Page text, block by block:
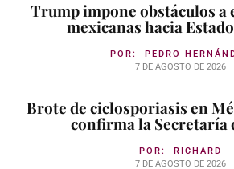
Trump impone obstáculos a
mexicanas hacia
POR: PEDRO
7 DE AGOSTO DE 2026
Brote de ciclosporiasis en
confirma la Secretaría
POR: RICHARD
7 DE AGOSTO DE 2026